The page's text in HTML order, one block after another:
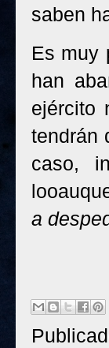
saben
Es muy
han
ejército
tendrán
caso,
a